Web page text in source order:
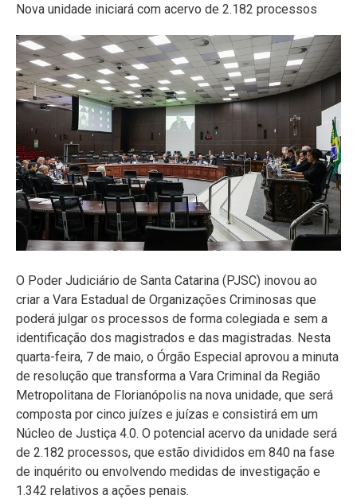
Nova unidade iniciará com acervo de 2.182 processos
O Poder Judiciário de Santa Catarina (PJSC) inovou ao
criar a Vara Estadual de Organizações Criminosas que
poderá julgar os processos de forma colegiada e sem a
identificação dos magistrados e das magistradas. Nesta
quarta-feira, 7 de maio, o Órgão Especial aprovou a minuta
de resolução que transforma a Vara Criminal da Região
Metropolitana de Florianópolis na nova unidade, que será
composta por cinco juízes e juízas e consistirá em um
Núcleo de Justiça 4.0. O potencial acervo da unidade será
de 2.182 processos, que estão divididos em 840 na fase
de inquérito ou envolvendo medidas de investigação e
1.342 relativos a ações penais.